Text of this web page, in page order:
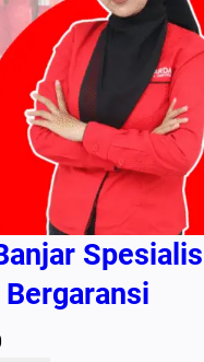
Spesialis